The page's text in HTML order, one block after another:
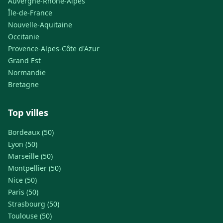
Île-de-France
Nouvelle-Aquitaine
Occitanie
Provence-Alpes-Côte d'Azur
Grand Est
Normandie
Bretagne
Top villes
Bordeaux (50)
Lyon (50)
Marseille (50)
Montpellier (50)
Nice (50)
Paris (50)
Strasbourg (50)
Toulouse (50)